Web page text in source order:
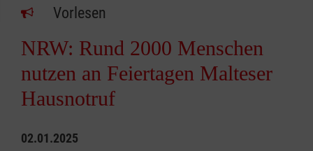
Vorlesen
NRW: Rund 2000 Menschen
nutzen an Feiertagen Malteser
Hausnotruf
02.01.2025